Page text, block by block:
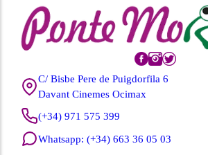
C/ Bisbe Pere de Puigdorfila 6
Davant Cinemes Ocimax
(+34) 971 575 399
Whatsapp: (+34) 663 36 05 03